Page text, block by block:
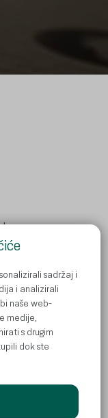
sadržaj i
i analizirali
naše web-
medije,
s drugim
dok ste